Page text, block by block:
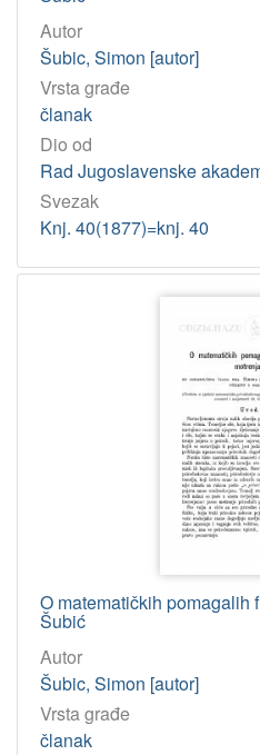
Autor
Šubic, Simon [autor]
Vrsta građe
članak
Dio od
Rad Jugoslavenske
Svezak
Knj. 40(1877)=knj. 40
O matematičkih pomagalih
Šubić
Autor
Šubic, Simon [autor]
Vrsta građe
članak